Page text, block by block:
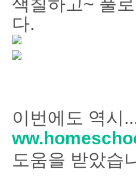
다.
이번에도 역시
도움을 받았습